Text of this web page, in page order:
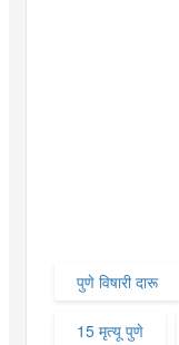
पुणे विषारी दारू
15 मृत्यू पुणे